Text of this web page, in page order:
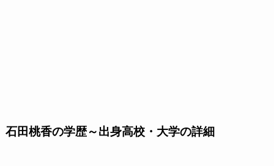
石田桃香の学歴～出身高校・大学の詳細